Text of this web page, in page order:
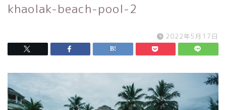
khaolak-beach-pool-2
2022年5月17日